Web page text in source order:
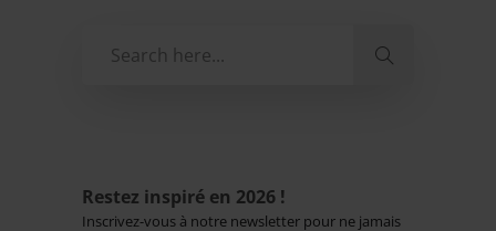
Restez inspiré en 2026 !
Inscrivez-vous à notre newsletter pour ne jamais